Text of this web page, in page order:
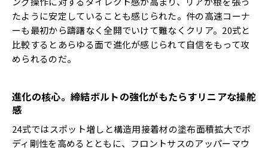
たように安定していることも感じられた。件の高速コーナ
ーも最初から躊躇なく全開でいけて難なくクリア。20式と
比較するとあらゆる面で進化が感じられて自信をもって攻
められるのだ。
進化の核心。締結ボルトの強化がもたらすリニアな操舵
感
24式ではスポット増しと構造用接着材の塗布面積拡大でボ
ディ剛性を高めるとともに、フロントサスのアッパーマウ